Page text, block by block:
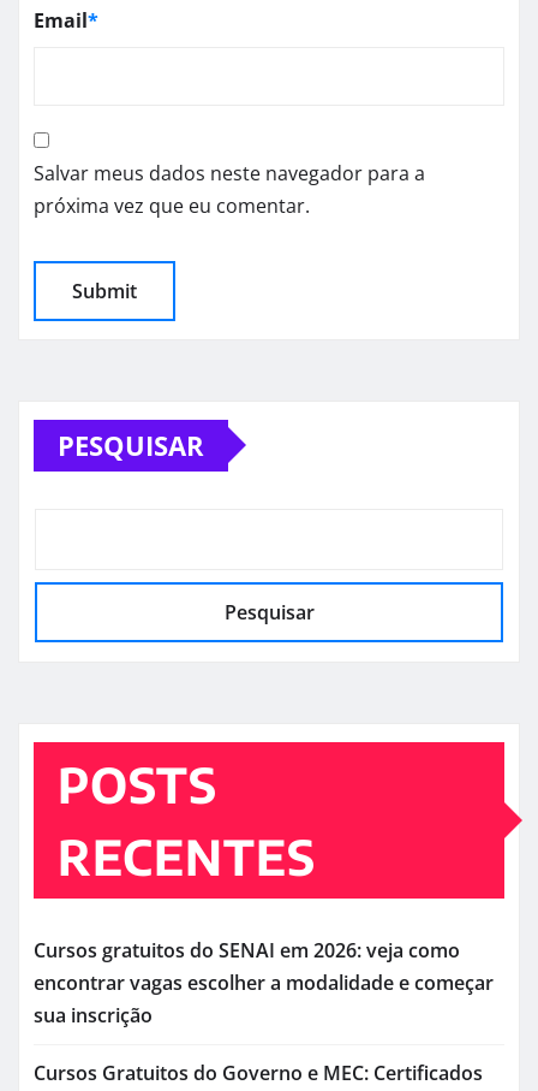
Email*
Salvar meus dados neste navegador para a
próxima vez que eu comentar.
PESQUISAR
Pesquisar
POSTS
RECENTES
Cursos gratuitos do SENAI em 2026: veja como
encontrar vagas escolher a modalidade e começar
sua inscrição
Cursos Gratuitos do Governo e MEC: Certificados